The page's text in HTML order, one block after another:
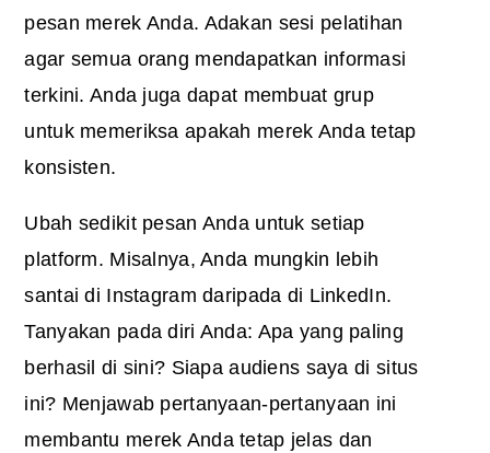
pesan merek Anda. Adakan sesi pelatihan
agar semua orang mendapatkan informasi
terkini. Anda juga dapat membuat grup
untuk memeriksa apakah merek Anda tetap
konsisten.
Ubah sedikit pesan Anda untuk setiap
platform. Misalnya, Anda mungkin lebih
santai di Instagram daripada di LinkedIn.
Tanyakan pada diri Anda: Apa yang paling
berhasil di sini? Siapa audiens saya di situs
ini? Menjawab pertanyaan-pertanyaan ini
membantu merek Anda tetap jelas dan